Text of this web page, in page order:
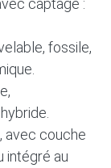
captage :
fossile,
avec couche
intégré au